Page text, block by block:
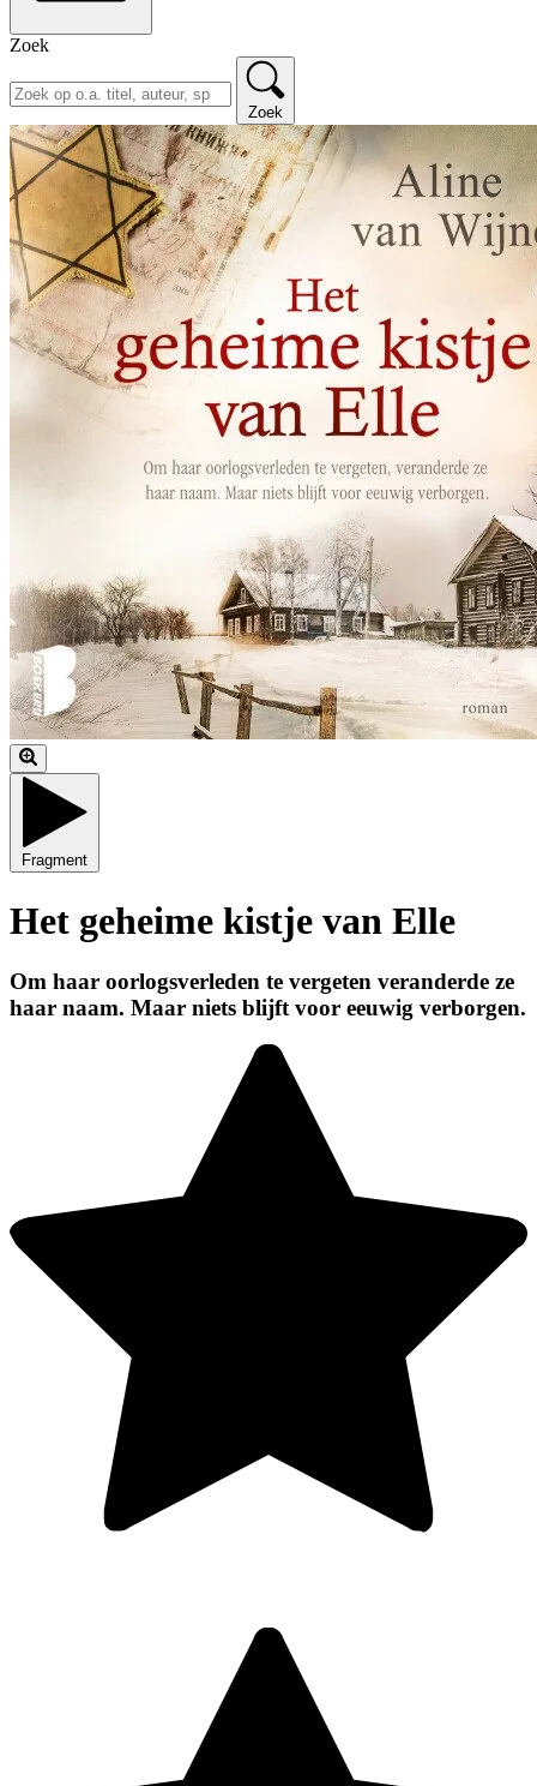
Zoek
Zoek
Fragment
Het geheime kistje van Elle
Om haar oorlogsverleden te vergeten veranderde ze
haar naam. Maar niets blijft voor eeuwig verborgen.